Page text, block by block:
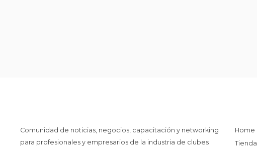
Comunidad de noticias, negocios, capacitación y networking
para profesionales y empresarios de la industria de clubes
Home
Tienda